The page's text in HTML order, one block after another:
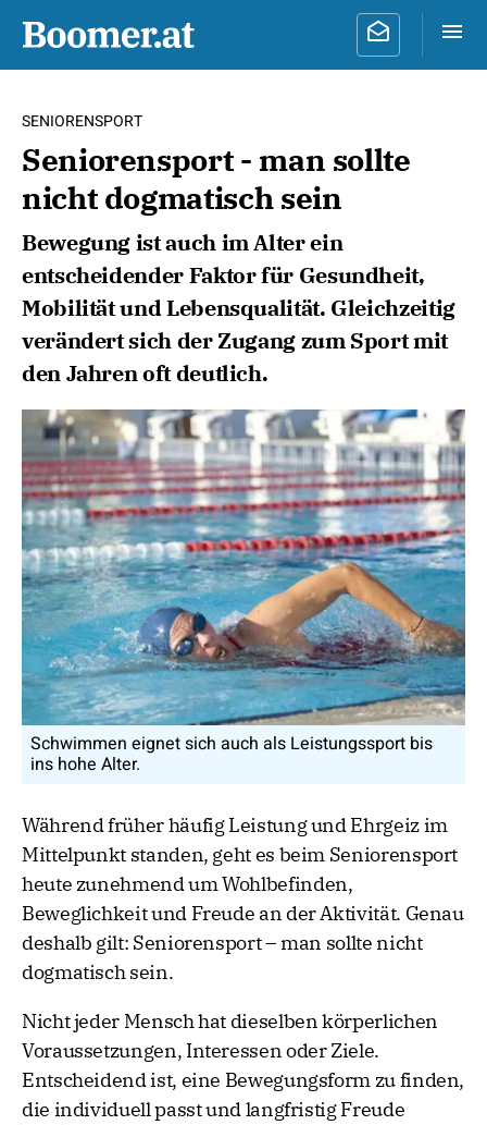
SENIORENSPORT
Seniorensport - man sollte
nicht dogmatisch sein
Bewegung ist auch im Alter ein
entscheidender Faktor für Gesundheit,
Mobilität und Lebensqualität. Gleichzeitig
verändert sich der Zugang zum Sport mit
den Jahren oft deutlich.
Schwimmen eignet sich auch als Leistungssport bis
ins hohe Alter.
Während früher häufig Leistung und Ehrgeiz im
Mittelpunkt standen, geht es beim Seniorensport
heute zunehmend um Wohlbefinden,
Beweglichkeit und Freude an der Aktivität. Genau
deshalb gilt: Seniorensport – man sollte nicht
dogmatisch sein.
Nicht jeder Mensch hat dieselben körperlichen
Voraussetzungen, Interessen oder Ziele.
Entscheidend ist, eine Bewegungsform zu finden,
die individuell passt und langfristig Freude